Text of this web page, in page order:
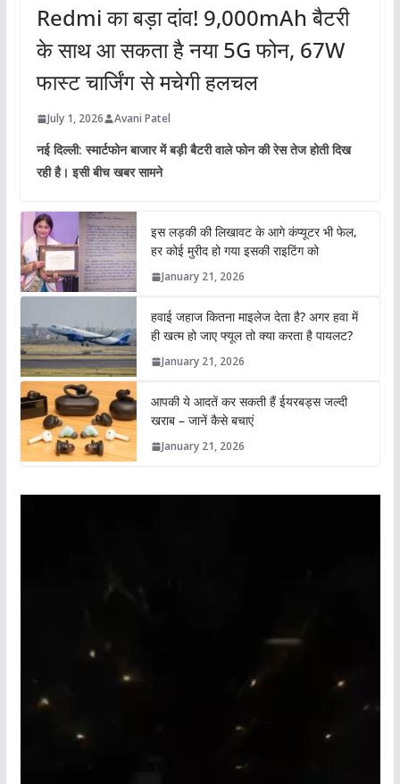
Redmi का बड़ा दांव! 9,000mAh बैटरी
के साथ आ सकता है नया 5G फोन, 67W
फास्ट चार्जिंग से मचेगी हलचल
July 1, 2026 Avani Patel
नई दिल्ली: स्मार्टफोन बाजार में बड़ी बैटरी वाले फोन की रेस तेज होती दिख
रही है। इसी बीच खबर सामने
इस लड़की की लिखावट के आगे कंप्यूटर भी फेल,
हर कोई मुरीद हो गया इसकी राइटिंग को
January 21, 2026
हवाई जहाज कितना माइलेज देता है? अगर हवा में
ही खत्म हो जाए फ्यूल तो क्या करता है पायलट?
January 21, 2026
आपकी ये आदतें कर सकती हैं ईयरबड्स जल्दी
खराब – जानें कैसे बचाएं
January 21, 2026